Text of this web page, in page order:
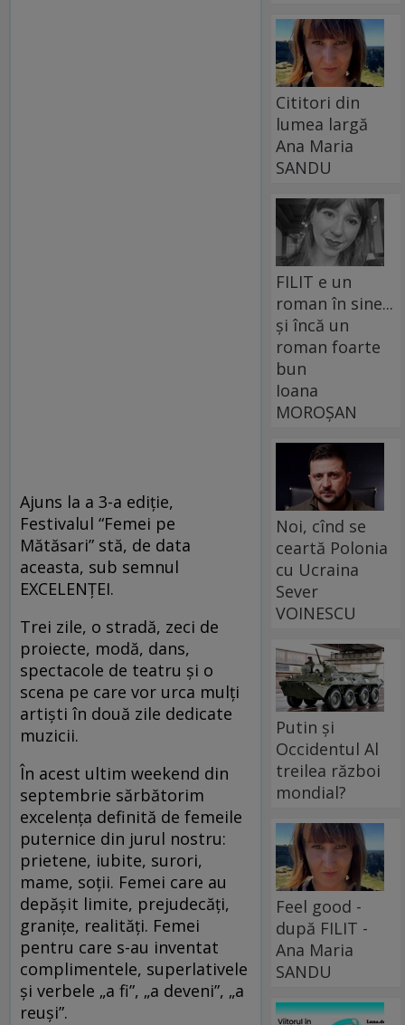
Ajuns la a 3-a ediţie,
Festivalul “Femei pe
Mătăsari” stă, de data
aceasta, sub semnul
EXCELENŢEI.
Trei zile, o stradă, zeci de
proiecte, modă, dans,
spectacole de teatru şi o
scena pe care vor urca mulţi
artişti în două zile dedicate
muzicii.
În acest ultim weekend din
septembrie sărbătorim
excelenţa definită de femeile
puternice din jurul nostru:
prietene, iubite, surori,
mame, soţii. Femei care au
depăşit limite, prejudecăţi,
graniţe, realităţi. Femei
pentru care s-au inventat
complimentele, superlativele
şi verbele „a fi”, „a deveni”, „a
reuşi”.
Cititori din
lumea largă
Ana Maria
SANDU
FILIT e un
roman în sine...
și încă un
roman foarte
bun
Ioana
MOROȘAN
Noi, cînd se
ceartă Polonia
cu Ucraina
Sever
VOINESCU
Putin și
Occidentul Al
treilea război
mondial?
Feel good -
după FILIT -
Ana Maria
SANDU